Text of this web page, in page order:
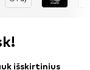
išskirtinius